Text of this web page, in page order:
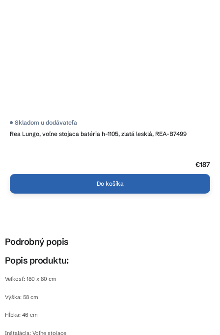
Rea Lungo, voľne stojaca batéria h-1105, zlatá lesklá, REA-B7499
Skladom u dodávateľa
€187
Do košíka
Podrobný popis
Popis produktu:
Veľkosť: 180 x 80 cm
Výška: 58 cm
Hĺbka: 46 cm
Inštalácia: Voľne stojace